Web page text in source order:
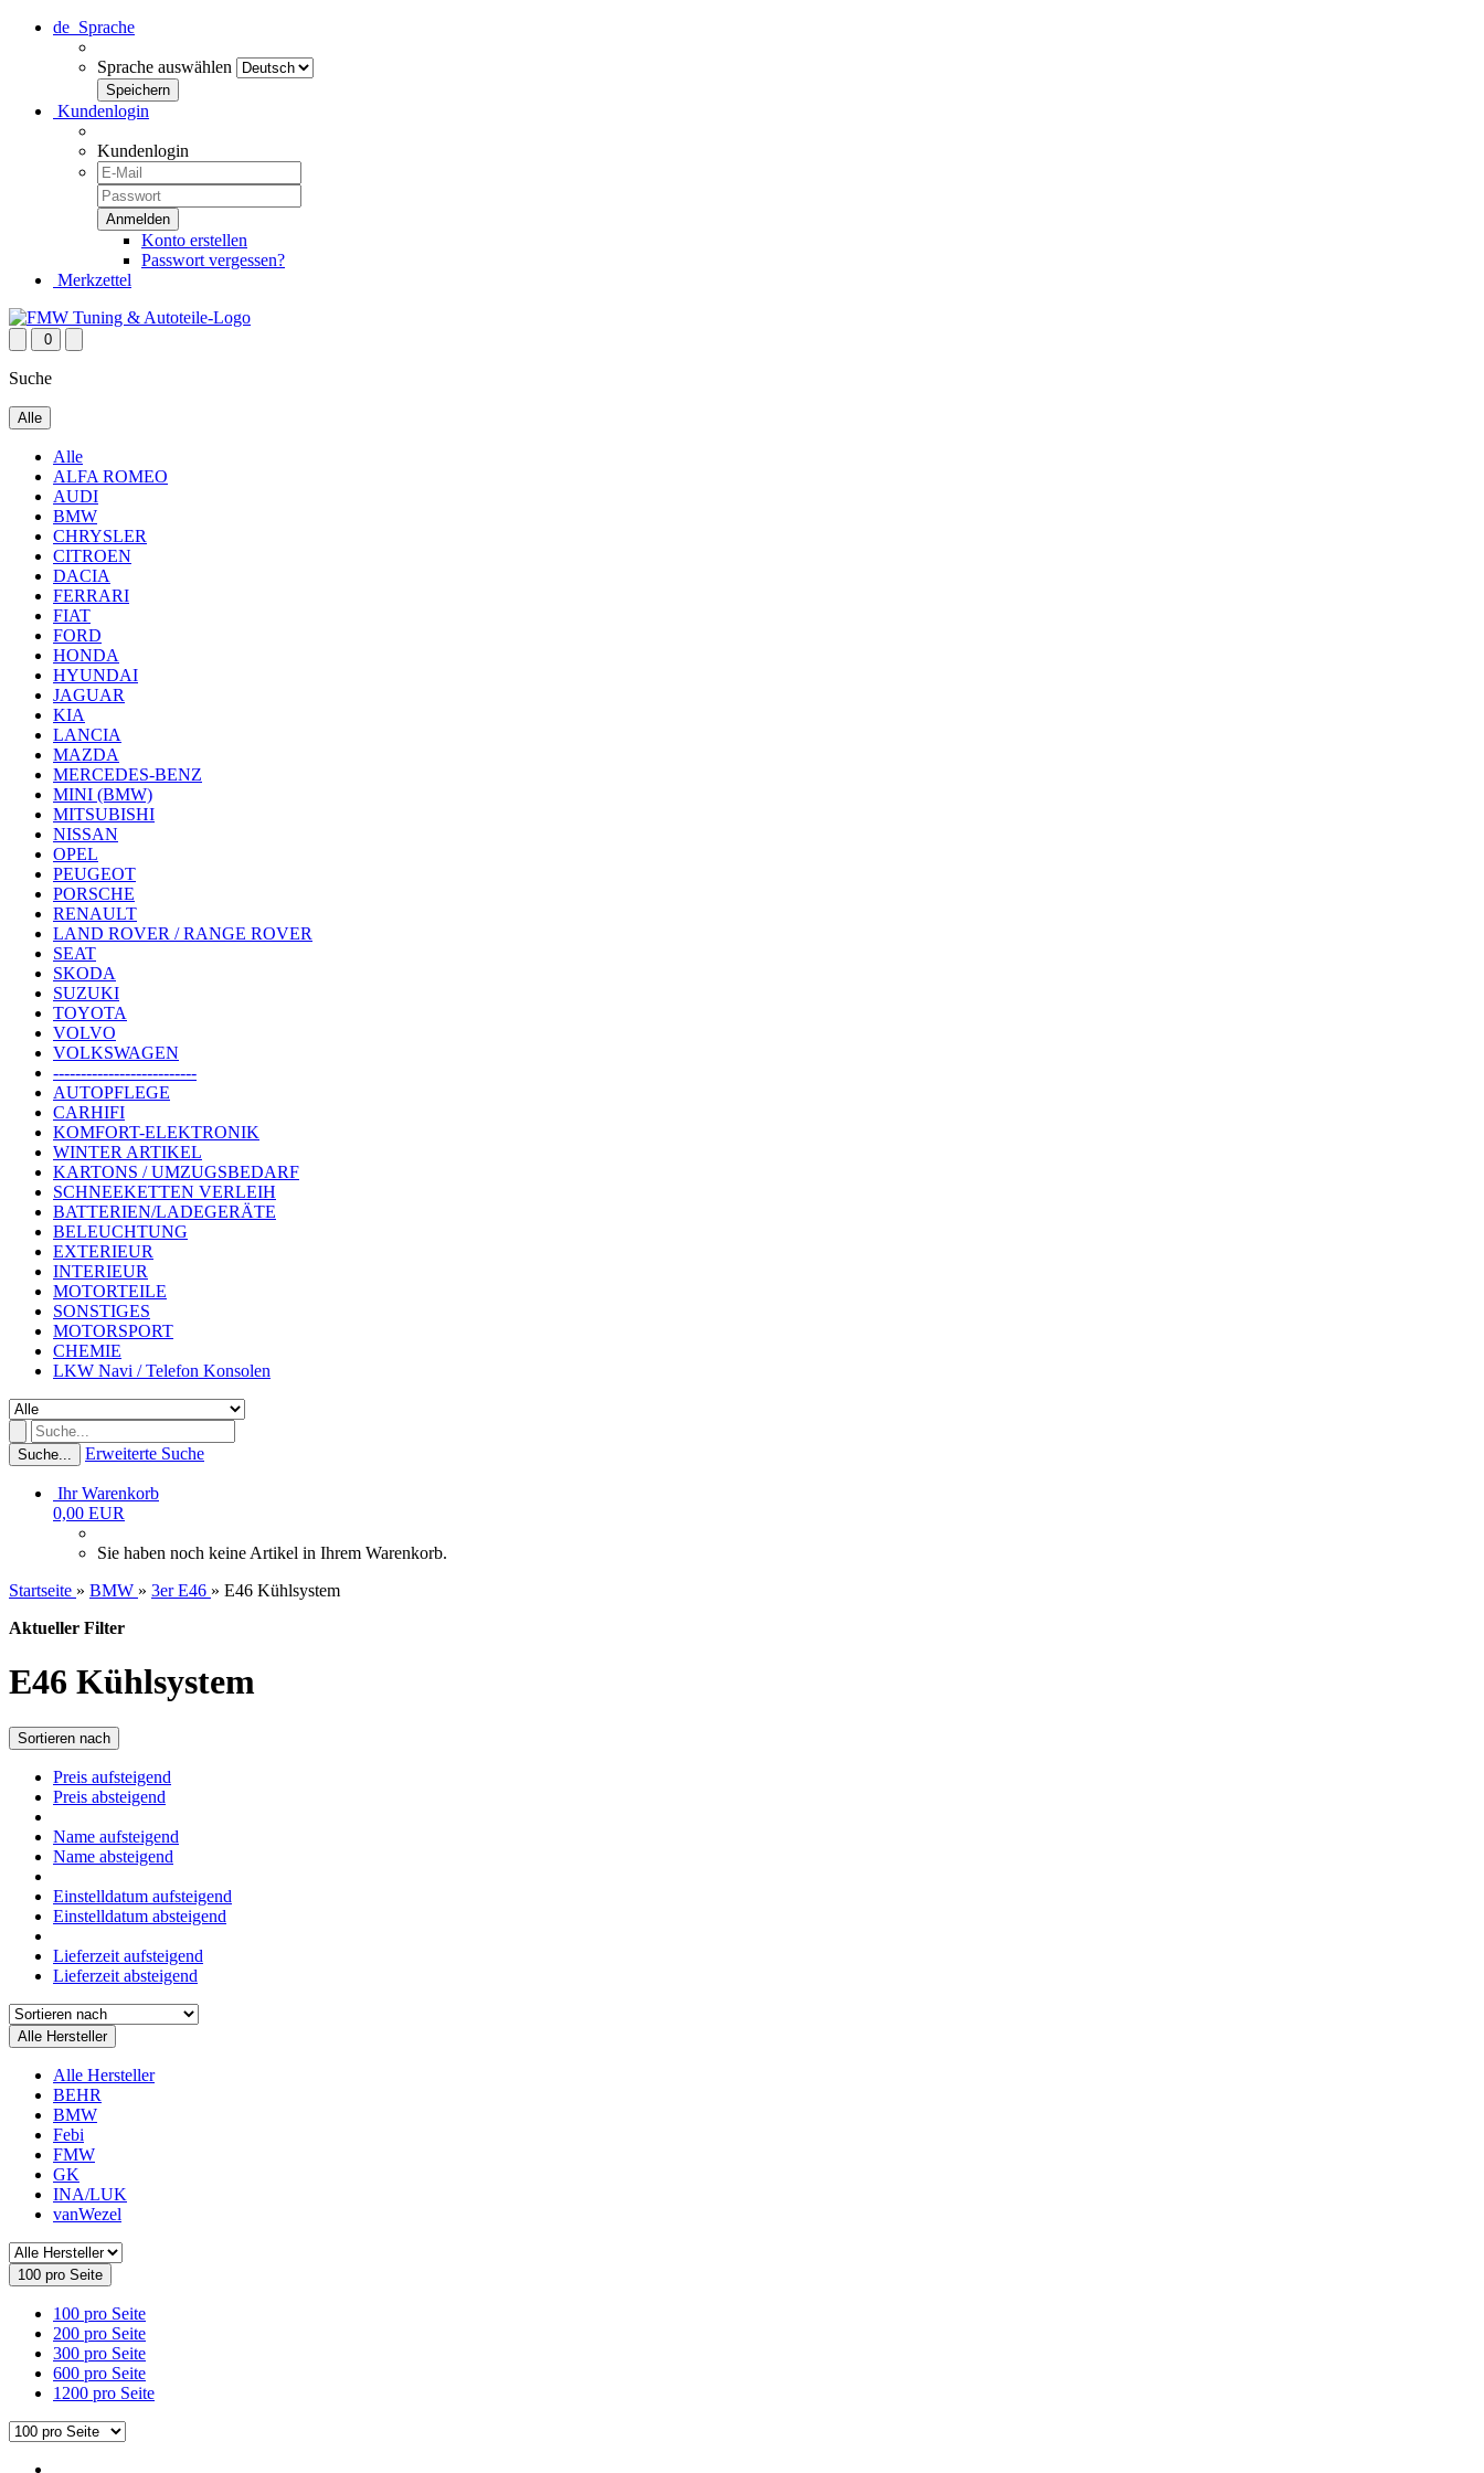
de Sprache
Sprache auswählen
Kundenlogin
Kundenlogin
Konto erstellen
Passwort vergessen?
Merkzettel
0
Suche
Alle
Alle
ALFA ROMEO
AUDI
BMW
CHRYSLER
CITROEN
DACIA
FERRARI
FIAT
FORD
HONDA
HYUNDAI
JAGUAR
KIA
LANCIA
MAZDA
MERCEDES-BENZ
MINI (BMW)
MITSUBISHI
NISSAN
OPEL
PEUGEOT
PORSCHE
RENAULT
LAND ROVER / RANGE ROVER
SEAT
SKODA
SUZUKI
TOYOTA
VOLVO
VOLKSWAGEN
--------------------------
AUTOPFLEGE
CARHIFI
KOMFORT-ELEKTRONIK
WINTER ARTIKEL
KARTONS / UMZUGSBEDARF
SCHNEEKETTEN VERLEIH
BATTERIEN/LADEGERÄTE
BELEUCHTUNG
EXTERIEUR
INTERIEUR
MOTORTEILE
SONSTIGES
MOTORSPORT
CHEMIE
LKW Navi / Telefon Konsolen
Suche... Erweiterte Suche
Ihr Warenkorb
0,00 EUR
Sie haben noch keine Artikel in Ihrem Warenkorb.
Startseite » BMW » 3er E46 » E46 Kühlsystem
Aktueller Filter
E46 Kühlsystem
Sortieren nach
Preis aufsteigend
Preis absteigend
Name aufsteigend
Name absteigend
Einstelldatum aufsteigend
Einstelldatum absteigend
Lieferzeit aufsteigend
Lieferzeit absteigend
Alle Hersteller
Alle Hersteller
BEHR
BMW
Febi
FMW
GK
INA/LUK
vanWezel
100 pro Seite
100 pro Seite
200 pro Seite
300 pro Seite
600 pro Seite
1200 pro Seite